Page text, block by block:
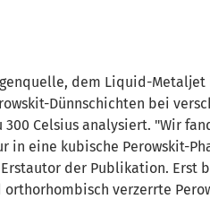
dem Liquid-Metaljet
Dünnschichten bei
Celsius analysiert. "Wir
in eine kubische Perowskit-
der Publikation. Erst
verzerrte